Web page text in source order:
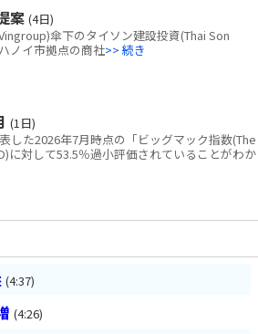
案 (4日)
傘下のタイソン建設投資(Thai Son
ノイ市拠点の商社>> 続き
(1日)
た2026年7月時点の「ビッグマック指数(The
に対して53.5％過小評価されていることがわか
(4:37)
(4:26)